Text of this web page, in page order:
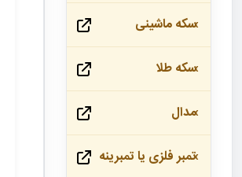
سکه ماشینی
سکه طلا
مدال
تمبر فلزی یا تمبرینه